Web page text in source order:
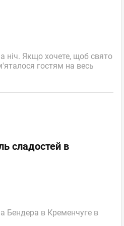
ніч. Якщо хочете, щоб свято
гостям на весь
сладостей в
Бендера в Кременчуге в